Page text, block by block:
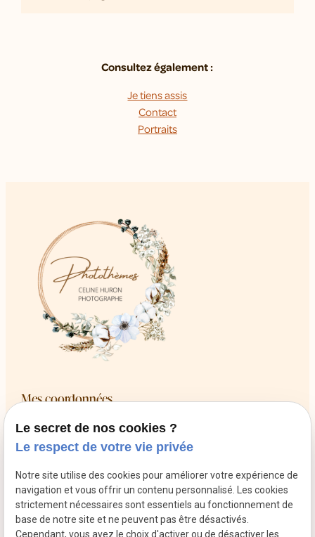
Consultez également :
Je tiens assis
Contact
Portraits
Mes coordonnées
call 01 86 65 21 00
8 Rue Rabutin Chantal
schedule Du mardi au samedi de 10h à 12h puis de 14h à 18h
Retrouvez-moi sur les réseaux sociaux
Le secret de nos cookies ?
Le respect de votre vie privée
Notre site utilise des cookies pour améliorer votre expérience de
navigation et vous offrir un contenu personnalisé. Les cookies
strictement nécessaires sont essentiels au fonctionnement de
base de notre site et ne peuvent pas être désactivés.
Cependant, vous avez le choix d'activer ou de désactiver les